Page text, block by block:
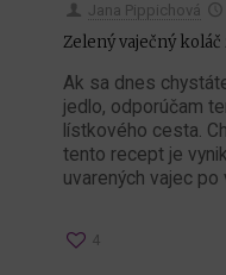
Jana Pippichová
Zelený vaječný
Ak sa dnes
jedlo, odporúčam
lístkového cesta.
tento recept je
uvarených vajec
4